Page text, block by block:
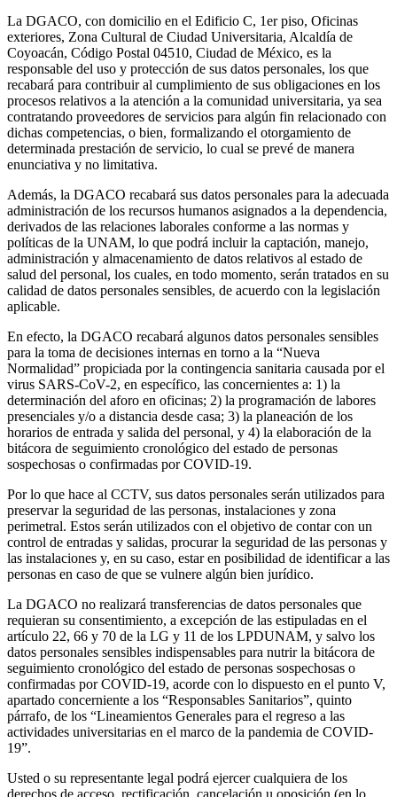
La DGACO, con domicilio en el Edificio C, 1er piso, Oficinas
exteriores, Zona Cultural de Ciudad Universitaria, Alcaldía de
Coyoacán, Código Postal 04510, Ciudad de México, es la
responsable del uso y protección de sus datos personales, los que
recabará para contribuir al cumplimiento de sus obligaciones en los
procesos relativos a la atención a la comunidad universitaria, ya sea
contratando proveedores de servicios para algún fin relacionado con
dichas competencias, o bien, formalizando el otorgamiento de
determinada prestación de servicio, lo cual se prevé de manera
enunciativa y no limitativa.
Además, la DGACO recabará sus datos personales para la adecuada
administración de los recursos humanos asignados a la dependencia,
derivados de las relaciones laborales conforme a las normas y
políticas de la UNAM, lo que podrá incluir la captación, manejo,
administración y almacenamiento de datos relativos al estado de
salud del personal, los cuales, en todo momento, serán tratados en su
calidad de datos personales sensibles, de acuerdo con la legislación
aplicable.
En efecto, la DGACO recabará algunos datos personales sensibles
para la toma de decisiones internas en torno a la “Nueva
Normalidad” propiciada por la contingencia sanitaria causada por el
virus SARS-CoV-2, en específico, las concernientes a: 1) la
determinación del aforo en oficinas; 2) la programación de labores
presenciales y/o a distancia desde casa; 3) la planeación de los
horarios de entrada y salida del personal, y 4) la elaboración de la
bitácora de seguimiento cronológico del estado de personas
sospechosas o confirmadas por COVID-19.
Por lo que hace al CCTV, sus datos personales serán utilizados para
preservar la seguridad de las personas, instalaciones y zona
perimetral. Estos serán utilizados con el objetivo de contar con un
control de entradas y salidas, procurar la seguridad de las personas y
las instalaciones y, en su caso, estar en posibilidad de identificar a las
personas en caso de que se vulnere algún bien jurídico.
La DGACO no realizará transferencias de datos personales que
requieran su consentimiento, a excepción de las estipuladas en el
artículo 22, 66 y 70 de la LG y 11 de los LPDUNAM, y salvo los
datos personales sensibles indispensables para nutrir la bitácora de
seguimiento cronológico del estado de personas sospechosas o
confirmadas por COVID-19, acorde con lo dispuesto en el punto V,
apartado concerniente a los “Responsables Sanitarios”, quinto
párrafo, de los “Lineamientos Generales para el regreso a las
actividades universitarias en el marco de la pandemia de COVID-
19”.
Usted o su representante legal podrá ejercer cualquiera de los